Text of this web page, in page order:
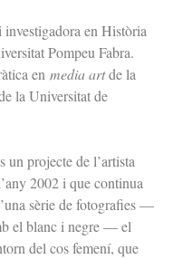
investigadora en Història
Pompeu Fabra.
en media artde la
la Universitat de
un projecte de l’artista
2002 i que continua
sèrie de fotografies —
el blanc i negre — el
del cos femení, que